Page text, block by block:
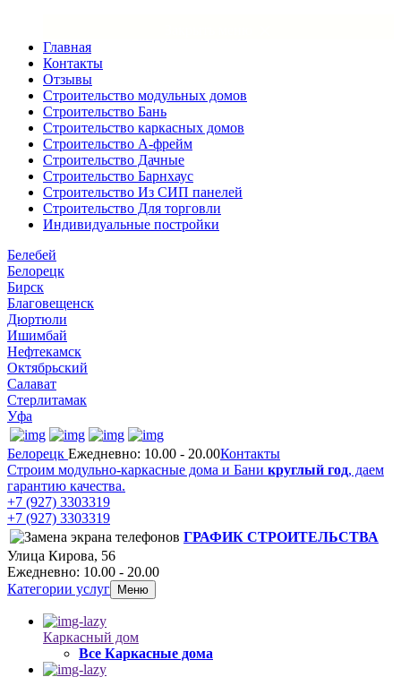
Главная
Контакты
Отзывы
Строительство модульных домов
Строительство Бань
Строительство каркасных домов
Строительство А-фрейм
Строительство Дачные
Строительство Барнхаус
Строительство Из СИП панелей
Строительство Для торговли
Индивидуальные постройки
Белебей
Белорецк
Бирск
Благовещенск
Дюртюли
Ишимбай
Нефтекамск
Октябрьский
Салават
Стерлитамак
Уфа
Белорецк Ежедневно: 10.00 - 20.00Контакты
Строим модульно-каркасные дома и Бани круглый год, даем
гарантию качества.
+7 (927) 3303319
+7 (927) 3303319
ГРАФИК СТРОИТЕЛЬСТВА
Улица Кирова, 56
Ежедневно: 10.00 - 20.00
Категории услуг
Меню
Каркасный дом
Все Каркасные дома